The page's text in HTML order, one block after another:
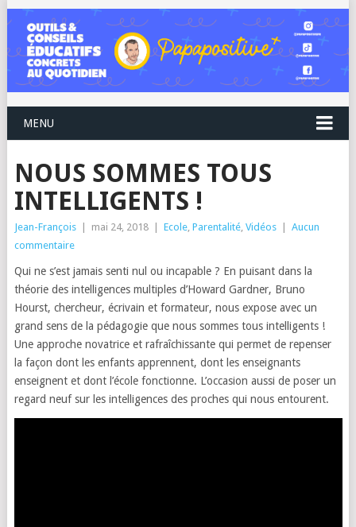
MENU
NOUS SOMMES TOUS
INTELLIGENTS !
Jean-François mai 24, 2018 Ecole, Parentalité, Vidéos
Aucun
commentaire
Qui ne s’est jamais senti nul ou incapable ? En puisant dans la
théorie des intelligences multiples d’Howard Gardner, Bruno
Hourst, chercheur, écrivain et formateur, nous expose avec un
grand sens de la pédagogie que nous sommes tous intelligents !
Une approche novatrice et rafraîchissante qui permet de repenser
la façon dont les enfants apprennent, dont les enseignants
enseignent et dont l’école fonctionne. L’occasion aussi de poser un
regard neuf sur les intelligences des proches qui nous entourent.